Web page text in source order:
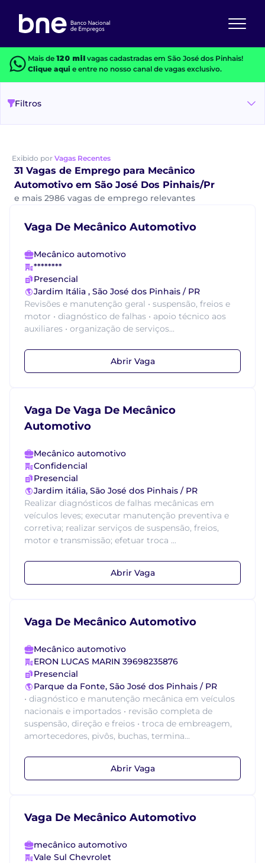
Mais de 120 milvagas cadastradas em São José dos Pinhais!
Clique aquie entre no nosso canal de vagas exclusivo.
Filtros
Exibido por Vagas Recentes
31 Vagas de Emprego para Mecânico
Automotivo em São José Dos Pinhais/Pr
e mais 2986 vagas de emprego relevantes
Vaga De Mecânico Automotivo
Mecânico automotivo
********
Presencial
Jardim Itália , São José dos Pinhais / PR
Revisões e manutenção geral • suspensão, freios e
motor • diagnóstico de falhas • apoio técnico aos
auxiliares • organização de serviços...
Abrir Vaga
Vaga De Vaga De Mecânico
Automotivo
Mecânico automotivo
Confidencial
Presencial
Jardim itália, São José dos Pinhais / PR
Realizar diagnósticos de falhas mecânicas em
veículos leves; executar manutenção preventiva e
corretiva; realizar serviços de suspensão, freios,
motor e transmissão; efetuar troca ...
Abrir Vaga
Vaga De Mecânico Automotivo
Mecânico automotivo
ERON LUCAS MARIN 39698235876
Presencial
Parque da Fonte, São José dos Pinhais / PR
• diagnóstico e manutenção mecânica em veículos
nacionais e importados • revisão completa de
suspensão, direção e freios • troca de embreagem,
amortecedores, pivôs, buchas, termina...
Abrir Vaga
Vaga De Mecânico Automotivo
mecânico automotivo
Vale Sul Chevrolet